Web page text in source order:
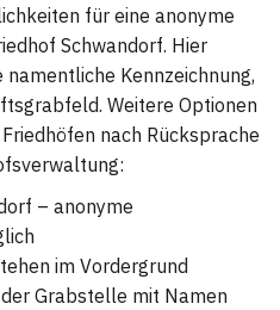
für eine anonyme
Schwandorf. Hier
Kennzeichnung,
Weitere Optionen
nach Rücksprache
– anonyme
im Vordergrund
Grabstelle mit Namen